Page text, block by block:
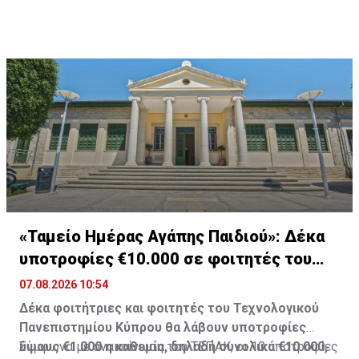
«Ταμείο Ημέρας Αγάπης Παιδιού»: Δέκα
υποτροφίες €10.000 σε φοιτητές του
ΤΕΠΑΚ
07.08.2026 10:54
Δέκα φοιτήτριες και φοιτητές του Τεχνολογικού
Πανεπιστημίου Κύπρου θα λάβουν υποτροφίες
ύψους €1.000 η καθεμία, δηλαδή συνολικά €10.000,
Σύμφωνα με ανακοίνωση του ΤΕΠΑΚ, οι 10 υποτροφίες